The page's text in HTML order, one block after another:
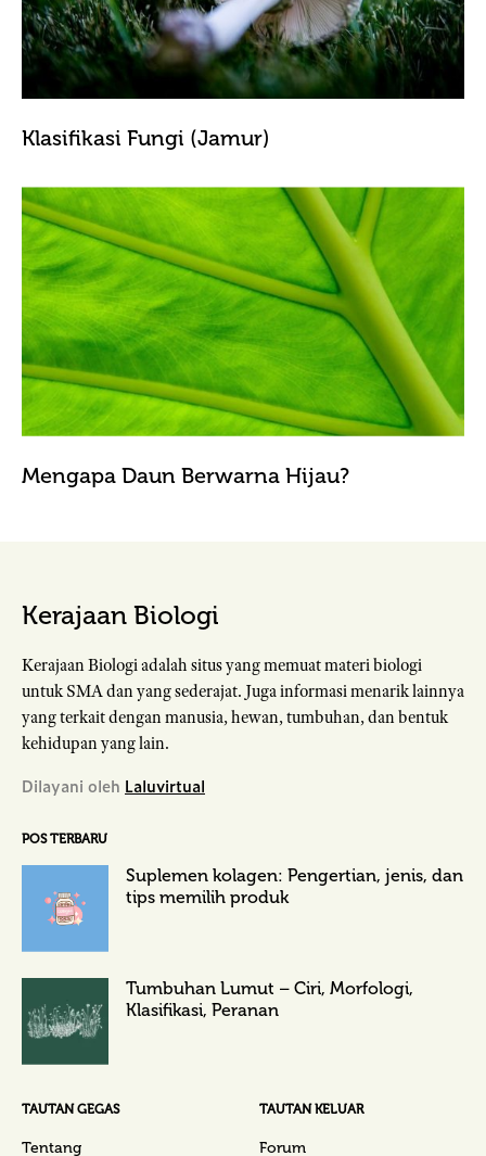
Klasifikasi Fungi (Jamur)
Mengapa Daun Berwarna Hijau?
Kerajaan Biologi
Kerajaan Biologi adalah situs yang memuat materi biologi
untuk SMA dan yang sederajat. Juga informasi menarik lainnya
yang terkait dengan manusia, hewan, tumbuhan, dan bentuk
kehidupan yang lain.
Dilayani oleh Laluvirtual
POS TERBARU
Suplemen kolagen: Pengertian, jenis, dan
tips memilih produk
Tumbuhan Lumut – Ciri, Morfologi,
Klasifikasi, Peranan
TAUTAN GEGAS
Tentang
TAUTAN KELUAR
Forum